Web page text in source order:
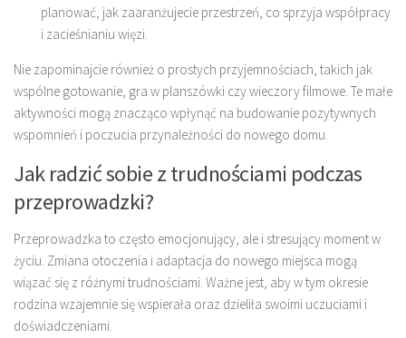
planować, jak zaaranżujecie przestrzeń, co sprzyja współpracy
i zacieśnianiu więzi.
Nie zapominajcie również o prostych przyjemnościach, takich jak
wspólne gotowanie, gra w planszówki czy wieczory filmowe. Te małe
aktywności mogą znacząco wpłynąć na budowanie pozytywnych
wspomnień i poczucia przynależności do nowego domu.
Jak radzić sobie z trudnościami podczas
przeprowadzki?
Przeprowadzka to często emocjonujący, ale i stresujący moment w
życiu. Zmiana otoczenia i adaptacja do nowego miejsca mogą
wiązać się z różnymi trudnościami. Ważne jest, aby w tym okresie
rodzina wzajemnie się wspierała oraz dzieliła swoimi uczuciami i
doświadczeniami.